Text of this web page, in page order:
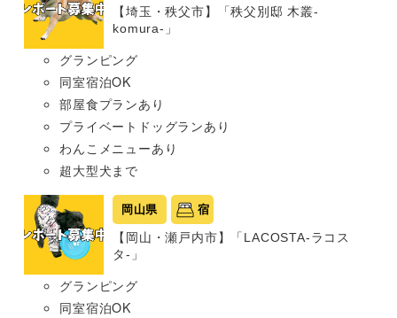
【埼玉・秩父市】「秩父別邸 木叢-
komura-」
グランピング
同室宿泊OK
部屋食プランあり
プライベートドッグランあり
わんこメニューあり
超大型犬まで
岡山県 宿
【岡山・瀬戸内市】「LACOSTA-ラコス
タ-」
グランピング
同室宿泊OK